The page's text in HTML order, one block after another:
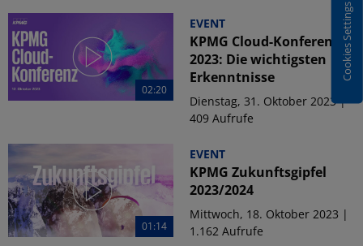
02:20
EVENT
KPMG Cloud-Konferenz
2023: Die wichtigsten
Erkenntnisse
Dienstag, 31. Oktober 2023 |
409 Aufrufe
01:14
EVENT
KPMG Zukunftsgipfel
2023/2024
Mittwoch, 18. Oktober 2023 |
1.162 Aufrufe
Cookies Settings